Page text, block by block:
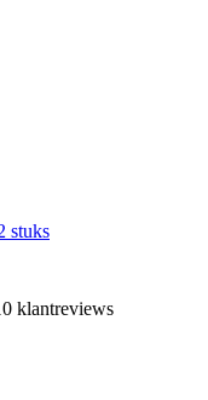
stuks
klantreviews